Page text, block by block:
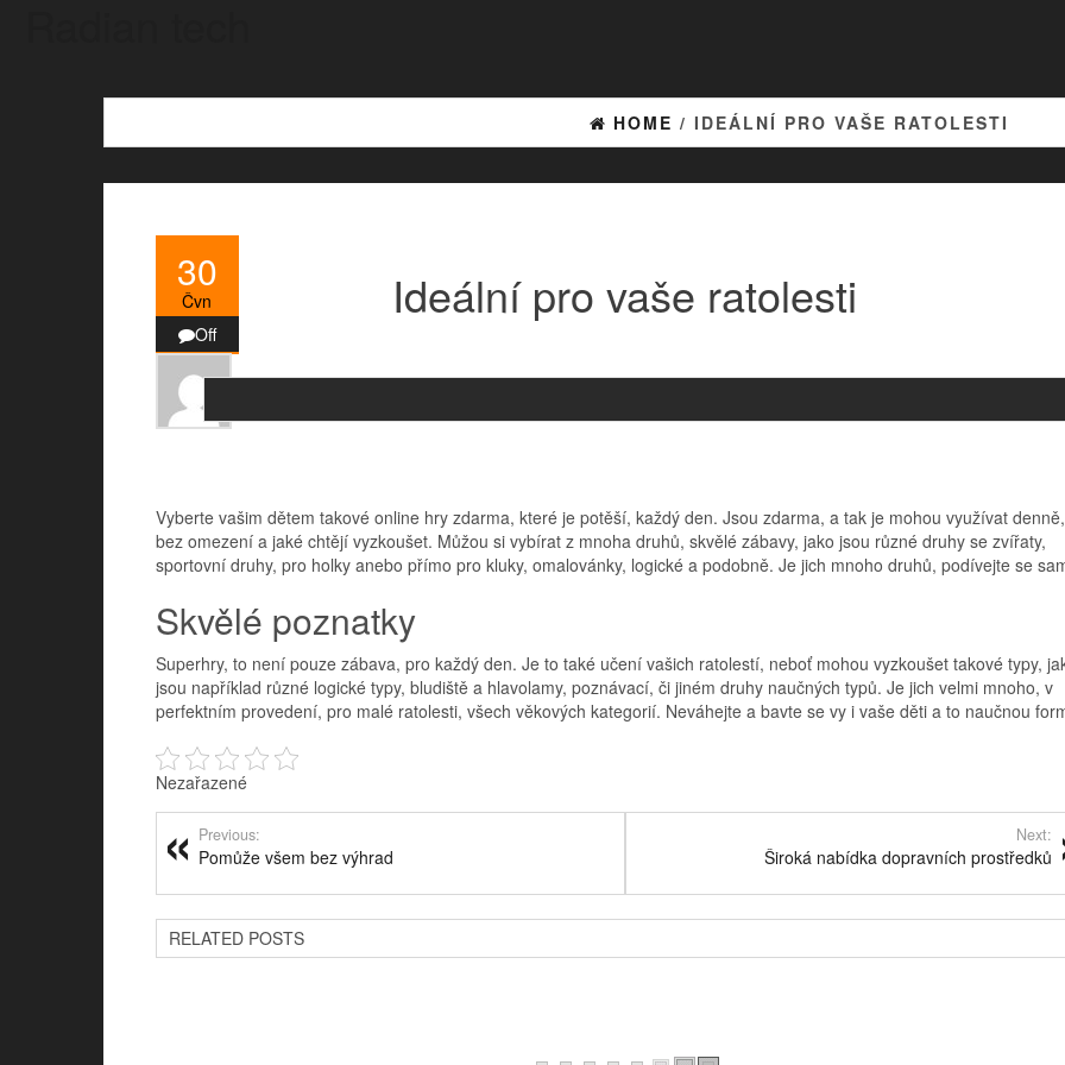
HOME / IDEÁLNÍ PRO VAŠE RATOLESTI
30
Čvn
Off
Ideální pro vaše ratolesti
Vyberte vašim dětem takové online hry zdarma, které je potěší, každý den. Jsou zdarma, a tak je mohou využívat denně,
bez omezení a jaké chtějí vyzkoušet. Můžou si vybírat z mnoha druhů, skvělé zábavy, jako jsou různé druhy se zvířaty,
sportovní druhy, pro holky anebo přímo pro kluky, omalovánky, logické a podobně. Je jich mnoho druhů, podívejte se
Skvělé poznatky
Superhry, to není pouze zábava, pro každý den. Je to také učení vašich ratolestí, neboť mohou vyzkoušet takové typy,
jsou například různé logické typy, bludiště a hlavolamy, poznávací, či jiném druhy naučných typů. Je jich velmi mnoho, v
perfektním provedení, pro malé ratolesti, všech věkových kategorií. Neváhejte a bavte se vy i vaše děti a to naučnou
Nezařazené
Previous:
Pomůže všem bez výhrad
Next:
Široká nabídka dopravních prostředků
RELATED POSTS